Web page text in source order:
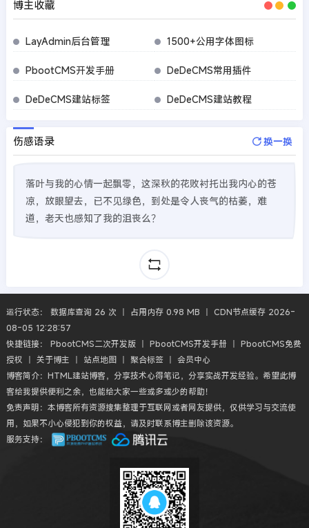
博主收藏
LayAdmin后台管理 1500+公用字体图标
PbootCMS开发手册 DeDeCMS常用插件
DeDeCMS建站标签 DeDeCMS建站教程
伤感语录 换一换
落叶与我的心情一起飘零，这深秋的花败衬托出我内心的苍
凉，放眼望去，已不见绿色，到处是令人丧气的枯萎，难
道，老天也感知了我的沮丧么？
运行状态： 数据库查询 26 次 丨 占用内存 0.98 MB 丨 CDN节点缓存 2026-
08-05 12:28:57
快捷链接： PbootCMS二次开发版丨 PbootCMS开发手册 丨 PbootCMS免费
授权 丨 关于博主 丨 站点地图丨 聚合标签丨 会员中心
博客简介：HTML建站博客，分享技术心得笔记，分享实战开发经验。希望此博
客给我提供便利之余，也能给大家一些或多或少的帮助！
免责声明：本博客所有资源搜集整理于互联网或者网友提供，仅供学习与交流使
用，如果不小心侵犯到你的权益，请及时联系博主删除该资源。
服务支持：